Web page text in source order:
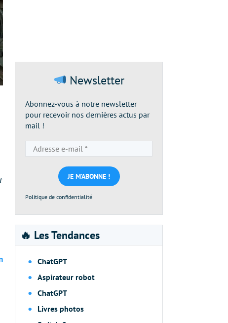
Newsletter
Abonnez-vous à notre newsletter
pour recevoir nos dernières actus par
mail !
e-
mail
*
Politique de confidentialité
🔥 Les Tendances
ChatGPT
Aspirateur robot
ChatGPT
Livres photos